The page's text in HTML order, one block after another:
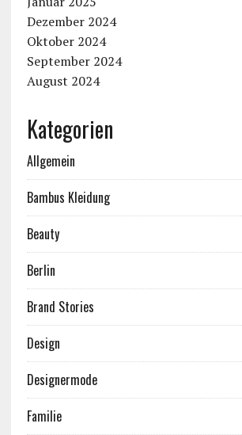
Dezember 2024
Oktober 2024
September 2024
August 2024
Kategorien
Allgemein
Bambus Kleidung
Beauty
Berlin
Brand Stories
Design
Designermode
Familie